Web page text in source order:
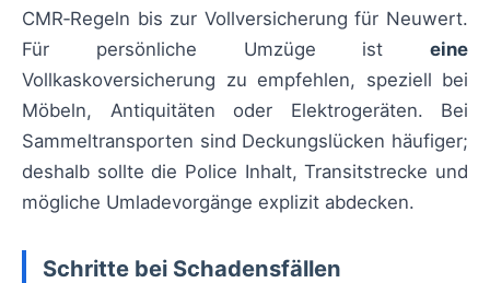
CMR‑Regeln bis zur Vollversicherung für Neuwert.
Für persönliche Umzüge ist eine
Vollkaskoversicherung zu empfehlen, speziell bei
Möbeln, Antiquitäten oder Elektrogeräten. Bei
Sammeltransporten sind Deckungslücken häufiger;
deshalb sollte die Police Inhalt, Transitstrecke und
mögliche Umladevorgänge explizit abdecken.
Schritte bei Schadensfällen